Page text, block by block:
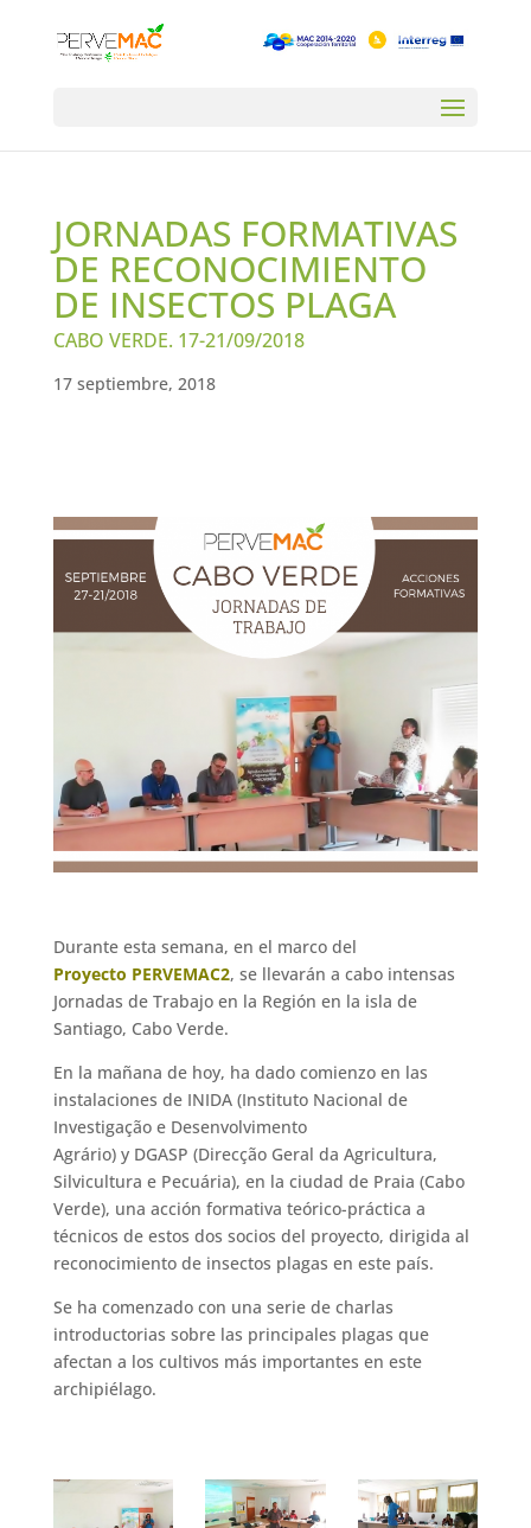
JORNADAS FORMATIVAS
DE RECONOCIMIENTO
DE INSECTOS PLAGA
CABO VERDE. 17-21/09/2018
17 septiembre, 2018
Durante esta semana, en el marco del
Proyecto PERVEMAC2, se llevarán a cabo intensas
Jornadas de Trabajo en la Región en la isla de
Santiago, Cabo Verde.
En la mañana de hoy, ha dado comienzo en las
instalaciones de INIDA (Instituto Nacional de
Investigação e Desenvolvimento
Agrário) y DGASP (Direcção Geral da Agricultura,
Silvicultura e Pecuária), en la ciudad de Praia (Cabo
Verde), una acción formativa teórico-práctica a
técnicos de estos dos socios del proyecto, dirigida al
reconocimiento de insectos plagas en este país.
Se ha comenzado con una serie de charlas
introductorias sobre las principales plagas que
afectan a los cultivos más importantes en este
archipiélago.